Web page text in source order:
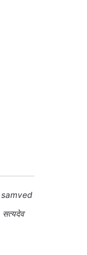
samved
सत्यदेव